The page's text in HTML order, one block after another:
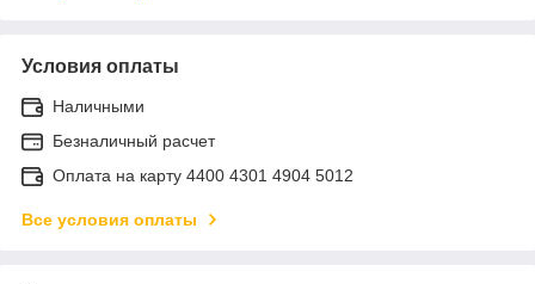
Условия оплаты
Наличными
Безналичный расчет
Оплата на карту 4400 4301 4904 5012
Все условия оплаты